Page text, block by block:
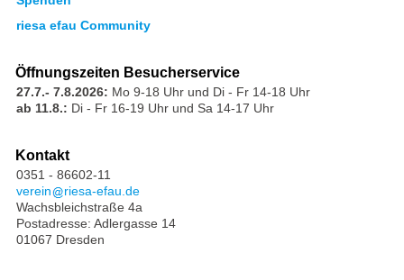
riesa efau Community
Öffnungszeiten Besucherservice
27.7.- 7.8.2026: Mo 9-18 Uhr und Di - Fr 14-18 Uhr
ab 11.8.: Di - Fr 16-19 Uhr und Sa 14-17 Uhr
Kontakt
0351 - 86602-11
verein
riesa-efau.de
Wachsbleichstraße 4a
Postadresse: Adlergasse 14
01067 Dresden